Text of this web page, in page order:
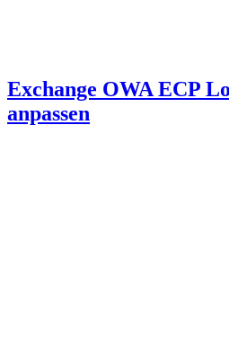
Exchange OWA ECP
anpassen